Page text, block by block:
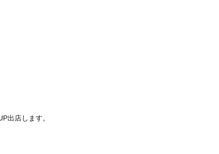
出店します。